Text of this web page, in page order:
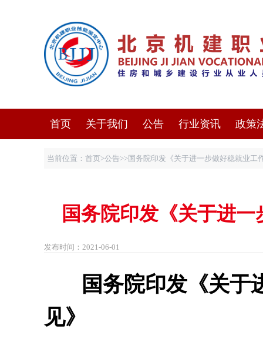
首页 关于我们 公告 行业资讯 政策
当前位置： 首页>公告>>国务院印发《关于进一步做好稳就业工
国务院印发《关于进
发布时间：2021-06-01
国务院印发《关于
见》